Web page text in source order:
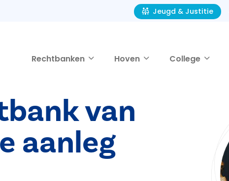
Jeugd & Justitie
Rechtbanken Hoven College
van
aanleg